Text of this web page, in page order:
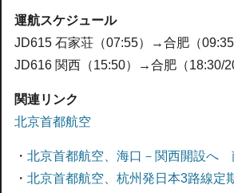
運航スケジュール
JD615 石家荘（07:55）→合肥（
JD616 関西（15:50）→合肥（18:30/
関連リンク
北京首都航空
・ 北京首都航空、海口－関西開設へ
・ 北京首都航空、杭州発日本3路線